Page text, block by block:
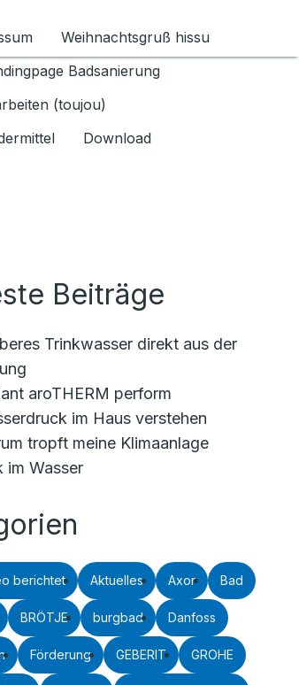
umschalten
Weihnachtsgruß hissu
Badsanierung
(toujou)
Download
Beiträge
Trinkwasser direkt aus der
aroTHERM perform
im Haus verstehen
tropft meine Klimaanlage
im Wasser
berichtet Aktuelles Axor Bad
BRÖTJE burgbad Danfoss
Förderung GEBERIT GROHE